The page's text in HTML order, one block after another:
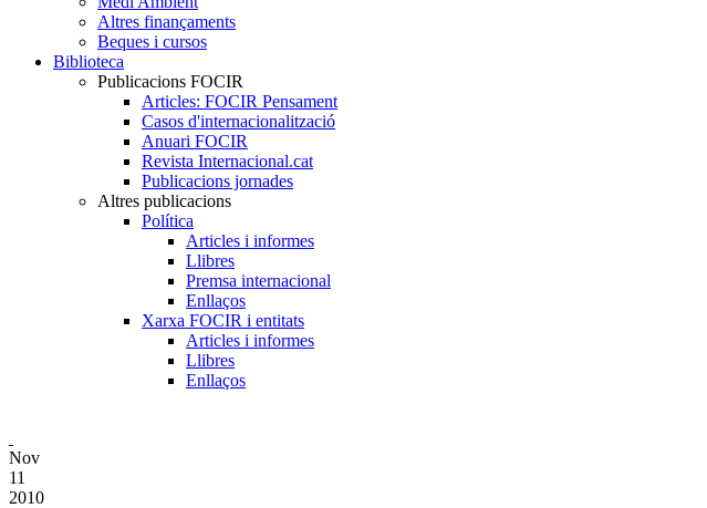
Altres finançaments
Beques i cursos
Biblioteca
Publicacions FOCIR
Articles: FOCIR Pensament
Casos d'internacionalització
Anuari FOCIR
Revista Internacional.cat
Publicacions jornades
Altres publicacions
Política
Articles i informes
Llibres
Premsa internacional
Enllaços
Xarxa FOCIR i entitats
Articles i informes
Llibres
Enllaços
Nov
11
2010